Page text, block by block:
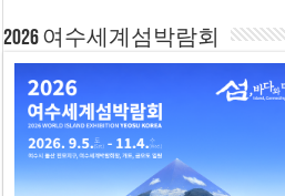
2026 여수세계섬박람회